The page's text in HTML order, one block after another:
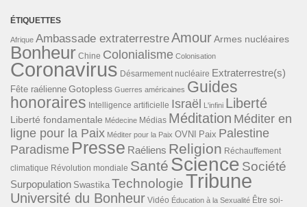
ÉTIQUETTES
Afrique Ambassade extraterrestreAmourArmes nucléaires
Bonheur Chine Colonialisme Colonisation
Coronavirus Désarmement nucléaire Extraterrestre(s)
Fête raélienne Gotopless Guerres américaines Guides
honoraires Intelligence artificielle Israël L'infini Liberté
Liberté fondamentale Médecine Médias Méditation Méditer en
ligne pour la Paix Méditer pour la Paix OVNI Paix Palestine
Paradisme Presse Raéliens Religion Réchauffement
climatique Révolution mondiale Santé Science Société
Surpopulation Swastika TechnologieTribune
Université du Bonheur Vidéo Éducation à la Sexualité Être soi-